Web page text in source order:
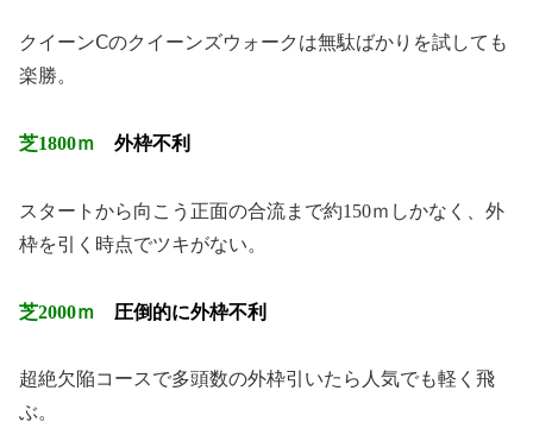
クイーンⅭのクイーンズウォークは無駄ばかりを試しても
楽勝。
芝1800ｍ 外枠不利
スタートから向こう正面の合流まで約150ｍしかなく、外
枠を引く時点でツキがない。
芝2000ｍ 圧倒的に外枠不利
超絶欠陥コースで多頭数の外枠引いたら人気でも軽く飛
ぶ。